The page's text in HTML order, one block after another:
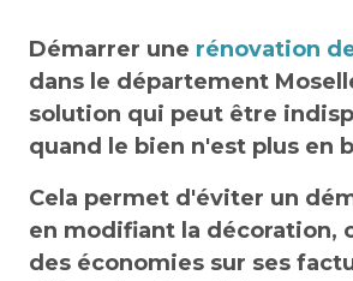
Démarrer une rénovation
dans le département
solution qui peut être
quand le bien n'est plus en
Cela permet d'éviter un
en modifiant la décoration,
des économies sur ses